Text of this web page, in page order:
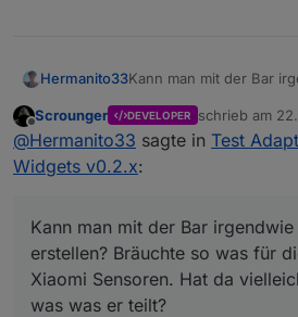
Hermanito33Kann man mit der Bar
Batterien der Xiaomi
schon jemand was was
Offline
Scrounger DEVELOPER schrieb am
zuletzt editiert
@Hermanito33 sagte in Test
Widgets v0.2.x:
Kann man mit der Bar
erstellen? Bräuchte so was für
Xiaomi Sensoren. Hat da
was was er teilt?